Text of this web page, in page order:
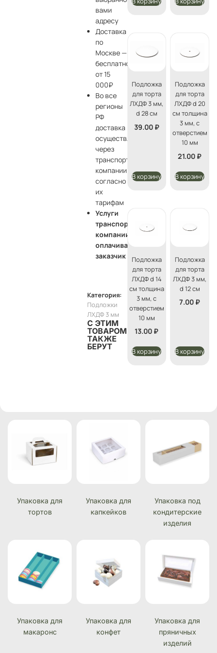
вами
адресу
Доставка
по
Москве —
бесплатно
от 15
000₽
Во все
регионы
РФ
доставка
осуществляется
через
транспортные
компании
согласно
их
тарифам
Услуги
транспортной
компании
оплачивает
заказчик
Категория:
Подложки
ЛХДФ 3 мм
С ЭТИМ
ТОВАРОМ
ТАКЖЕ
БЕРУТ
Подложка
для торта
ЛХДФ 3 мм,
d 28 см
39.00 ₽
В корзину
Подложка
для торта
ЛХДФ d 20
см толщина
3 мм, с
отверстием
10 мм
21.00 ₽
В корзину
Подложка
для торта
ЛХДФ d 14
см толщина
3 мм, с
отверстием
10 мм
13.00 ₽
В корзину
Подложка
для торта
ЛХДФ 3 мм,
d 12 см
7.00 ₽
В корзину
Упаковка для
тортов
Упаковка для
капкейков
Упаковка под
кондитерские
изделия
Упаковка для
макаронс
Упаковка для
конфет
Упаковка для
пряничных
изделий